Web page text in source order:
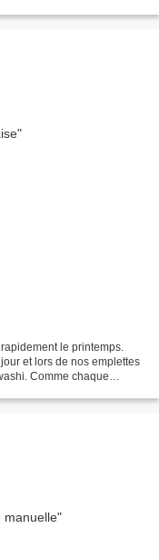
le printemps.
et lors de nos emplettes
Comme chaque